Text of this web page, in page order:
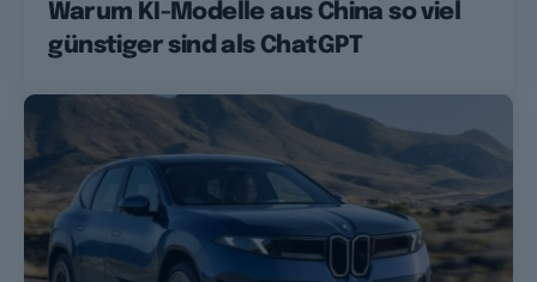
Warum KI-Modelle aus China so viel
günstiger sind als ChatGPT